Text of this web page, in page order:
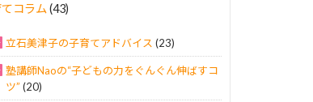
コラム (43)
立石美津子の子育てアドバイス (23)
塾講師Naoの“子どもの力をぐんぐん伸ばすコ
ツ” (20)